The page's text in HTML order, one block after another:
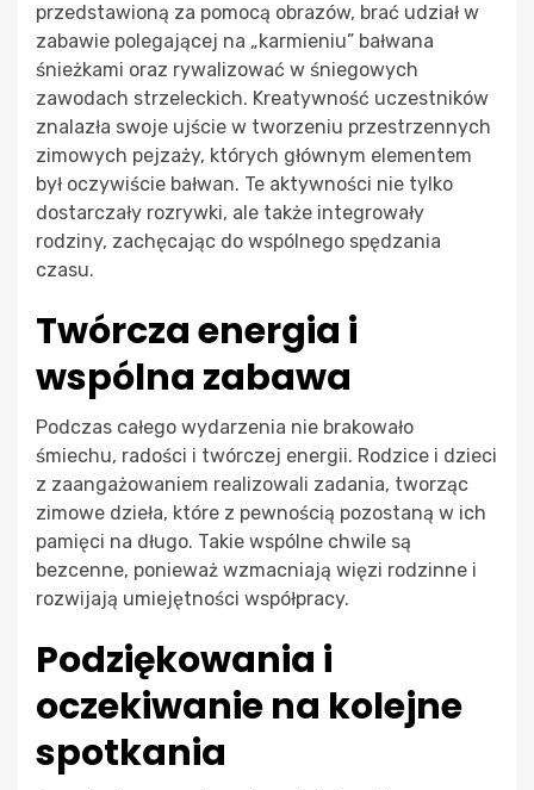
przedstawioną za pomocą obrazów, brać udział w
zabawie polegającej na „karmieniu” bałwana
śnieżkami oraz rywalizować w śniegowych
zawodach strzeleckich. Kreatywność uczestników
znalazła swoje ujście w tworzeniu przestrzennych
zimowych pejzaży, których głównym elementem
był oczywiście bałwan. Te aktywności nie tylko
dostarczały rozrywki, ale także integrowały
rodziny, zachęcając do wspólnego spędzania
czasu.
Twórcza energia i
wspólna zabawa
Podczas całego wydarzenia nie brakowało
śmiechu, radości i twórczej energii. Rodzice i dzieci
z zaangażowaniem realizowali zadania, tworząc
zimowe dzieła, które z pewnością pozostaną w ich
pamięci na długo. Takie wspólne chwile są
bezcenne, ponieważ wzmacniają więzi rodzinne i
rozwijają umiejętności współpracy.
Podziękowania i
oczekiwanie na kolejne
spotkania